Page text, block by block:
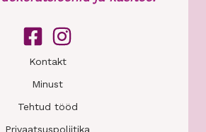
Kontakt
Minust
Tehtud tööd
Privaatsuspoliitika